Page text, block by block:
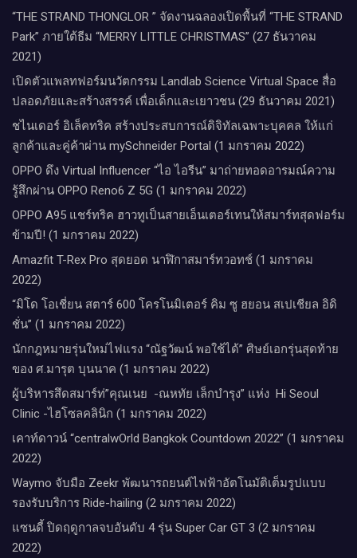
“THE STRAND THONGLOR ” จัดงานฉลองเปิดพื้นที่ “THE STRAND
Park” ภายใต้ธีม “MERRY LITTLE CHRISTMAS” (27 ธันวาคม
2021)
เปิดตัวแพลทฟอร์มนวัตกรรม Landlab Science Virtual Space สื่อ
ปลอดภัยและสร้างสรรค์ เพื่อเด็กและเยาวชน (29 ธันวาคม 2021)
ชไนเดอร์ อิเล็คทริค สร้างประสบการณ์ดิจิทัลเฉพาะบุคคล ให้แก่
ลูกค้าและคู่ค้าผ่าน mySchneider Portal (1 มกราคม 2022)
OPPO ดึง Virtual Influencer “ไอ ไอรีน” มาถ่ายทอดอารมณ์ความ
รู้สึกผ่าน OPPO Reno6 Z 5G (1 มกราคม 2022)
OPPO A95 แชร์ทริค ฮาวทูเป็นสายเอ็นเตอร์เทนให้สมาร์ทสุดฟอร์ม
ข้ามปี! (1 มกราคม 2022)
Amazfit T-Rex Pro สุดยอด นาฬิกาสมาร์ทวอทช์ (1 มกราคม
2022)
“มิโด โอเชี่ยน สตาร์ 600 โครโนมิเตอร์ คิม ซู ฮยอน สเปเชียล อิดิ
ชั่น” (1 มกราคม 2022)
นักกฎหมายรุ่นใหม่ไฟแรง “ณัฐวัฒน์ พอใช้ได้” ศิษย์เอกรุ่นสุดท้าย
ของ ศ.มารุต บุนนาค (1 มกราคม 2022)
ผู้บริหารสึดสมาร์ท่”คุณเนย -ณหทัย เล็กบำรุง” แห่ง Hi Seoul
Clinic -ไฮโซลคลินิก (1 มกราคม 2022)
เคาท์ดาวน์​ “centralwOrld Bangkok Countdown 2022” (1 มกราคม
2022)
Waymo จับมือ Zeekr พัฒนารถยนต์ไฟฟ้าอัตโนมัติเต็มรูปแบบ
รองรับบริการ Ride-hailing (2 มกราคม 2022)
แซนดี้ ปิดฤดูกาลจบอันดับ 4 รุ่น Super Car GT 3 (2 มกราคม
2022)